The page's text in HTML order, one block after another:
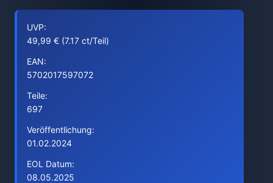
UVP:
49,99 € (7.17 ct/Teil)
EAN:
5702017597072
Teile:
697
Veröffentlichung:
01.02.2024
EOL Datum:
08.05.2025